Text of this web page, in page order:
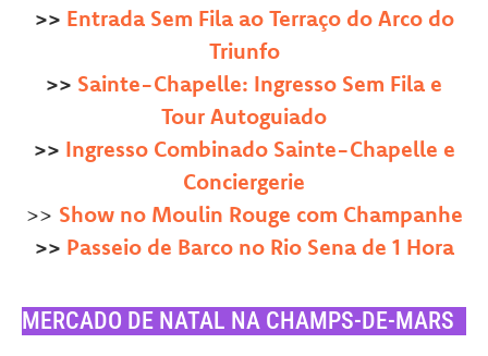
>> Entrada Sem Fila ao Terraço do Arco do
Triunfo
>> Sainte-Chapelle: Ingresso Sem Fila e
Tour Autoguiado
>> Ingresso Combinado Sainte-Chapelle e
Conciergerie
>> Show no Moulin Rouge com Champanhe
>> Passeio de Barco no Rio Sena de 1 Hora
MERCADO DE NATAL NA CHAMPS-DE-MARS